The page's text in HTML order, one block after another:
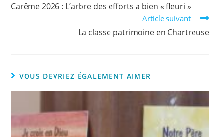
Carême 2026 : L’arbre des efforts a bien « fleuri »
Article suivant
La classe patrimoine en Chartreuse
VOUS DEVRIEZ ÉGALEMENT AIMER